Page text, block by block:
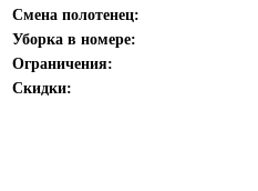
Смена полотенец:
Уборка в номере:
Ограничения:
Скидки: